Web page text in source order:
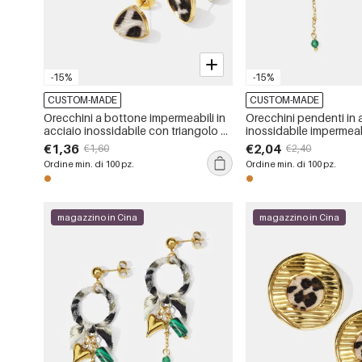
-15%
CUSTOM-MADE
Orecchini a bottone impermeabili in
acciaio inossidabile con triangolo e
stampa leopardata a forma di cuore
€1,36 €1,60
Ordine min. di 100 pz.
-15%
CUSTOM-MADE
Orecchini pendenti in
inossidabile
motivo leopardato
€2,04 €2,40
Ordine min. di 100 pz.
magazzino in Cina magazzino in Cina